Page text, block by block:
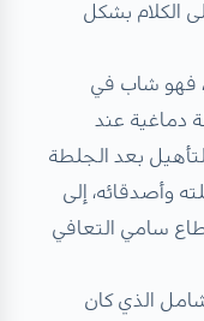
الكلام بشكل
فهو شاب في
دماغية عند
بعد الجلطة
وأصدقائه، إلى
سامي التعافي
الذي كان